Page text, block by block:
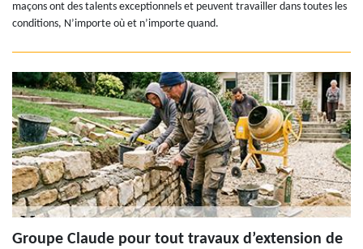
maçons ont des talents exceptionnels et peuvent travailler dans toutes les
conditions, N’importe où et n’importe quand.
Groupe Claude pour tout travaux d’extension de